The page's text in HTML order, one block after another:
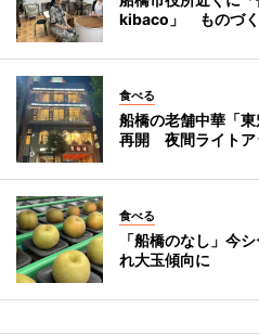
kibaco」 ものづく
食べる
船橋の老舗中華「
再開 夜間ライトア
食べる
「船橋のなし」今
れ大玉傾向に